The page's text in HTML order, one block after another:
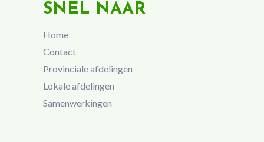
SNEL NAAR
Home
Contact
Provinciale afdelingen
Lokale afdelingen
Samenwerkingen